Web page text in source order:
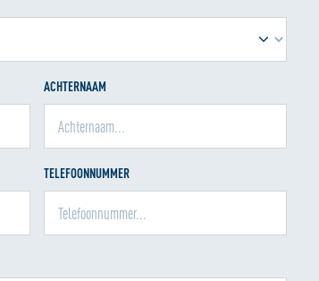
ACHTERNAAM
TELEFOONNUMMER